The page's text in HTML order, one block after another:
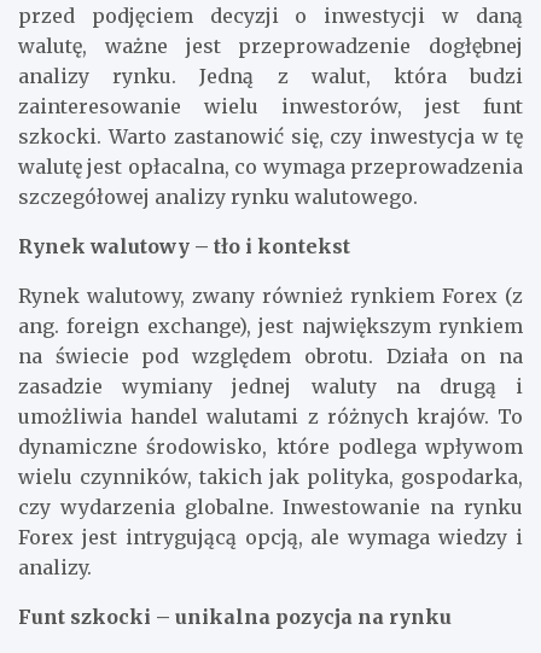
przed podjęciem decyzji o inwestycji w daną
walutę, ważne jest przeprowadzenie dogłębnej
analizy rynku. Jedną z walut, która budzi
zainteresowanie wielu inwestorów, jest funt
szkocki. Warto zastanowić się, czy inwestycja w tę
walutę jest opłacalna, co wymaga przeprowadzenia
szczegółowej analizy rynku walutowego.
Rynek walutowy – tło i kontekst
Rynek walutowy, zwany również rynkiem Forex (z
ang. foreign exchange), jest największym rynkiem
na świecie pod względem obrotu. Działa on na
zasadzie wymiany jednej waluty na drugą i
umożliwia handel walutami z różnych krajów. To
dynamiczne środowisko, które podlega wpływom
wielu czynników, takich jak polityka, gospodarka,
czy wydarzenia globalne. Inwestowanie na rynku
Forex jest intrygującą opcją, ale wymaga wiedzy i
analizy.
Funt szkocki – unikalna pozycja na rynku